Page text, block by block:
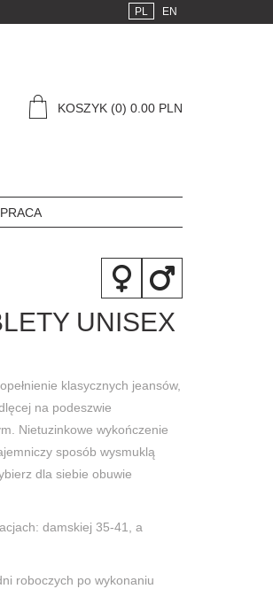
PL EN
KOSZYK (0) 0.00 PLN
UNISEX
klasycznych jeansów,
na podeszwie
Nietuzinkowe wykończenie
sposób wysmuklą
dla siebie obuwie
damskiej 35-41, a
roboczych po wykonaniu